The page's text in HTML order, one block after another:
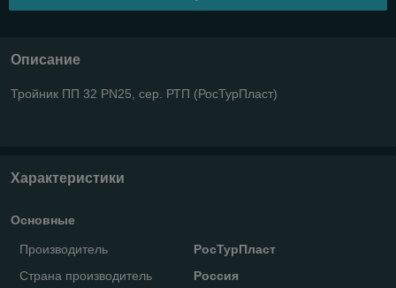
Описание
Тройник ПП 32 PN25, сер. РТП (РосТурПласт)
Характеристики
Основные
Производитель
РосТурПласт
Страна производитель
Россия